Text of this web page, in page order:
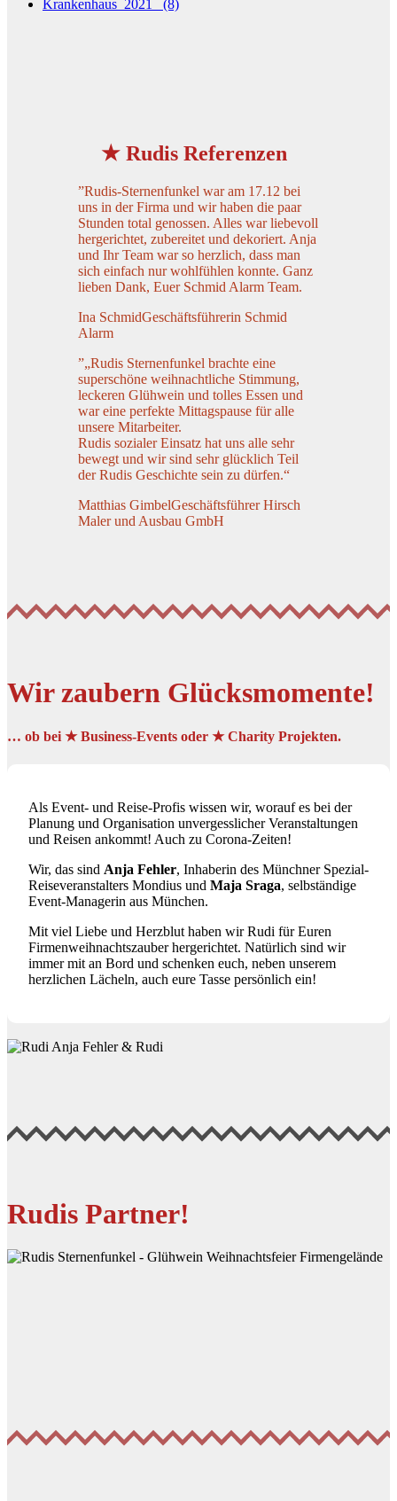
★ Rudis Referenzen
”Rudis-Sternenfunkel war am 17.12 bei
uns in der Firma und wir haben die paar
Stunden total genossen. Alles war liebevoll
hergerichtet, zubereitet und dekoriert. Anja
und Ihr Team war so herzlich, dass man
sich einfach nur wohlfühlen konnte. Ganz
lieben Dank, Euer Schmid Alarm Team.
Ina SchmidGeschäftsführerin Schmid
Alarm
”„Rudis Sternenfunkel brachte eine
superschöne weihnachtliche Stimmung,
leckeren Glühwein und tolles Essen und
war eine perfekte Mittagspause für alle
unsere Mitarbeiter.
Rudis sozialer Einsatz hat uns alle sehr
bewegt und wir sind sehr glücklich Teil
der Rudis Geschichte sein zu dürfen.“
Matthias GimbelGeschäftsführer Hirsch
Maler und Ausbau GmbH
Wir zaubern Glücksmomente!
… ob bei ★ Business-Events oder ★ Charity Projekten.
Als Event- und Reise-Profis wissen wir, worauf es bei der
Planung und Organisation unvergesslicher Veranstaltungen
und Reisen ankommt! Auch zu Corona-Zeiten!
Wir, das sind Anja Fehler, Inhaberin des Münchner Spezial-
Reiseveranstalters Mondius und Maja Sraga, selbständige
Event-Managerin aus München.
Mit viel Liebe und Herzblut haben wir Rudi für Euren
Firmenweihnachtszauber hergerichtet. Natürlich sind wir
immer mit an Bord und schenken euch, neben unserem
herzlichen Lächeln, auch eure Tasse persönlich ein!
Rudis Partner!